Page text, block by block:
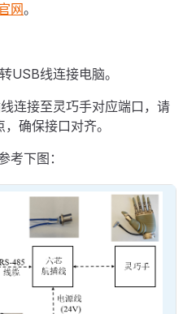
网。
USB线连接电脑。
连接至灵巧手对应端口，请
确保接口对齐。
考下图：